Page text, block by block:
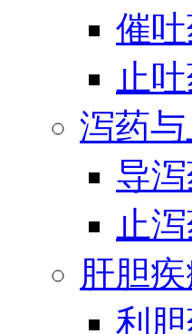
催
止
泻药
导
止
肝胆
利